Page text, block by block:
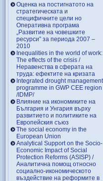
Оценка на постигнатото на
стратегическата и
специфичните цели но
Оперативна програма
„Развитие на човешките
ресурси” за периода 2007 –
2010
Inequalities in the world of work:
The effects of the crisis /
Неравенства в сферата на
труда: ефектите на кризата
Integrated drought management
programme in GWP CEE region
/IDMP/
Влияние на икономиките на
България и Унгария върху
развитието и политиките на
Европейския съюз
The social economy in the
European Union
Analytical Support on the Socio-
Economic Impact of Social
Protection Reforms (ASISP) /
Аналитична помощ относно
социално-икономическото
въздействие на реформите в